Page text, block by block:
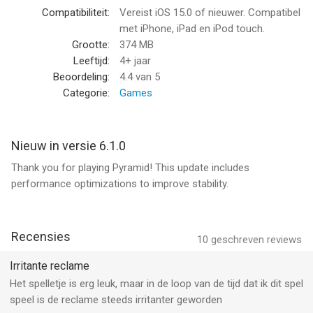
EXCLUSIVE FEATURES WITH SUBSCRIPTION SERVICE
- NO Ad interruptions or Banners!
- Ability to play future Daily Challenges!
- Four Exclusive Themes with Four Gorgeous Card Sets!
About Pyramid Solitaire Subscription
You can subscribe to Pyramid Solitaire for a term of one
month, three months or for one year. New subscribers can
yearly term costs US$14.99. The subscriber's iTunes Account
will be charged when the purchase is confirmed. Any unused
portion of a free trial period is forfeited when a subscription is
purchased.
Compatibiliteit:
Vereist iOS 15.0 of nieuwer. Compatibel
met iPhone, iPad en iPod touch.
Grootte:
374 MB
Leeftijd:
4+ jaar
Beoordeling:
4.4van 5
Categorie:
Games
Nieuw in versie 6.1.0
Thank you for playing Pyramid! This update includes
performance optimizations to improve stability.
10 geschreven reviews
Recensies
Irritante reclame
Het spelletje is erg leuk, maar in de loop van de tijd dat ik dit spel
speel is de reclame steeds irritanter geworden